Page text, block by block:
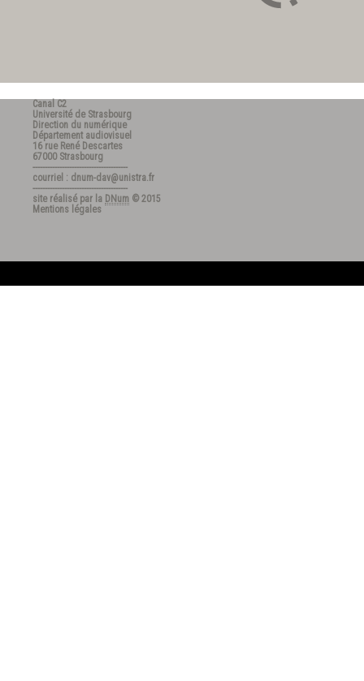
Canal C2
Université de Strasbourg
Direction du numérique
Département audiovisuel
16 rue René Descartes
67000 Strasbourg
---------------------------------------
courriel : dnum-dav@unistra.fr
---------------------------------------
site réalisé par la DNum © 2015
Mentions légales